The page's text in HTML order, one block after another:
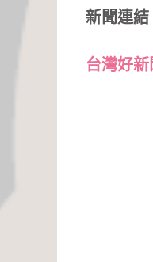
新聞連結
台灣好